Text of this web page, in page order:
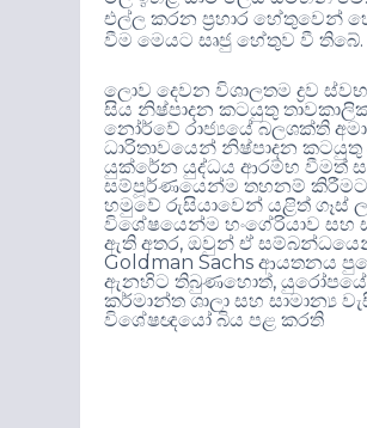
එල්ල කරන ප්‍රහාර හේතුවෙන්
වීම මෙයට සෘජු හේතුව වී තිබේ.
ලොව දෙවන විශාලතම ද්‍රව
සිය නිෂ්පාදන කටයුතු
නෝර්වේ රාජ්‍යයේ බලශක්ති
ධාරිතාවයෙන් නිෂ්පාදන
යුක්රේන යුද්ධය ආරම්භ වීමත්
සම්පූර්ණයෙන්ම තහනම් කිරීමට
හමුවේ රුසියාවෙන් යළිත් ගෑස්
විශේෂයෙන්ම හංගේරියාව සහ
ඇති අතර,ඔවුන් ඒ සම්බන්ධයෙන්
Goldman Sachsආයතනය
ඇනහිට තිබුණහොත්,
කර්මාන්ත ශාලා සහ සාමාන්‍ය
විශේෂඥයෝ බිය පළ කරති